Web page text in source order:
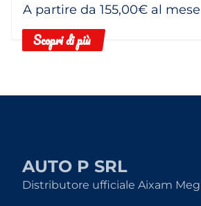
A partire da 155,00€ al mese
Scopri di più
AUTO P SRL
Distributore ufficiale Aixam